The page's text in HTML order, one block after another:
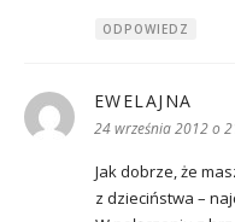
ODPOWIEDZ
EWELAJNA
24 września 2012 o
Jak dobrze, że
z dzieciństwa –